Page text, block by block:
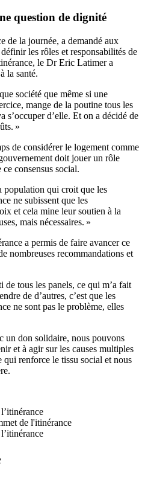
question de dignité
de la journée, a demandé aux
les rôles et responsabilités de
le Dr Eric Latimer a
la santé.
société que même si une
mange de la poutine tous les
s’occuper d’elle. Et on a décidé de
»
de considérer le logement comme
doit jouer un rôle
consensus social.
population qui croit que les
ne subissent que les
et cela mine leur soutien à la
mais nécessaires. »
a permis de faire avancer ce
nombreuses recommandations et
de tous les panels, ce qui m’a fait
de d’autres, c’est que les
ne sont pas le problème, elles
un don solidaire, nous pouvons
et à agir sur les causes multiples
renforce le tissu social et nous